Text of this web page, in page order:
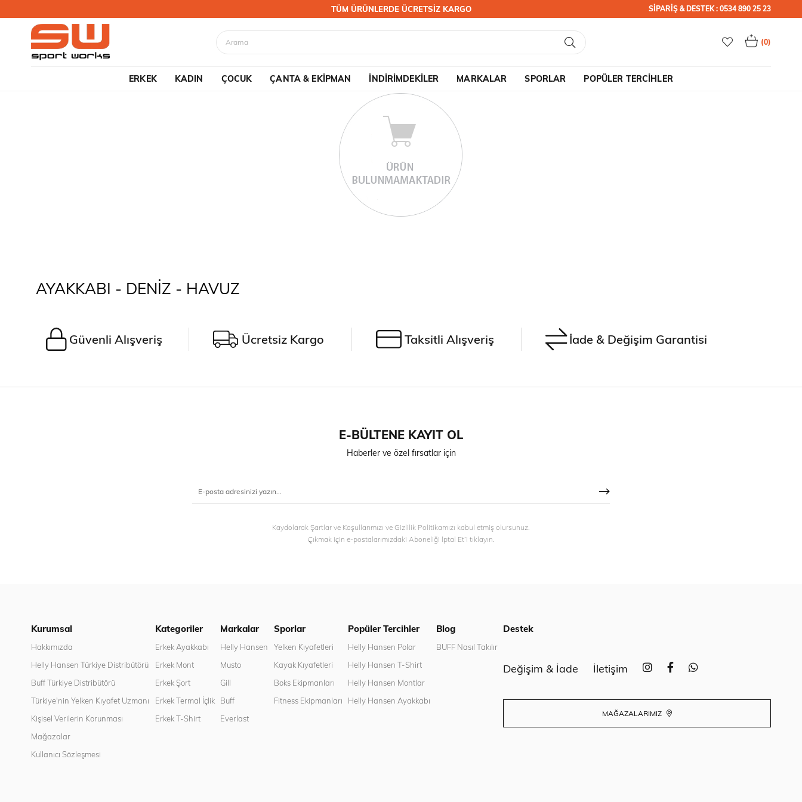
TÜM ÜRÜNLERDE ÜCRETSİZ KARGO SİPARİŞ & DESTEK : 0534 890 25 23
0
ERKEK KADIN ÇOCUK ÇANTA & EKİPMAN İNDİRİMDEKİLER MARKALAR SPORLAR POPÜLER TERCİHLER
AYAKKABI - DENİZ - HAVUZ
Güvenli Alışveriş Ücretsiz Kargo Taksitli Alışveriş İade & Değişim Garantisi
E-BÜLTENE KAYIT OL
Haberler ve özel fırsatlar için
Kaydolarak Şartlar ve Koşullarımızı ve Gizlilik Politikamızı kabul etmiş olursunuz.
Çıkmak için e-postalarımızdaki Aboneliği İptal Et’i tıklayın.
Kurumsal
Hakkımızda
Helly Hansen Türkiye Distribütörü
Buff Türkiye Distribütörü
Türkiye'nin Yelken Kıyafet Uzmanı
Kişisel Verilerin Korunması
Mağazalar
Kullanıcı Sözleşmesi
Kategoriler
Erkek Ayakkabı
Erkek Mont
Erkek Şort
Erkek Termal İçlik
Erkek T-Shirt
Markalar
Helly Hansen
Musto
Gill
Buff
Everlast
Sporlar
Yelken Kıyafetleri
Kayak Kıyafetleri
Boks Ekipmanları
Fitness Ekipmanları
Popüler Tercihler
Helly Hansen Polar
Helly Hansen T-Shirt
Helly Hansen Montlar
Helly Hansen Ayakkabı
Blog
BUFF Nasıl Takılır
Destek
Değişim & İade İletişim
MAĞAZALARIMIZ